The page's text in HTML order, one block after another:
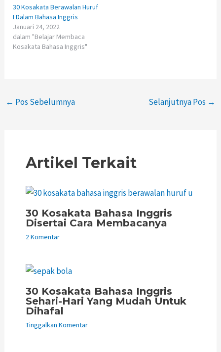
30 Kosakata Berawalan Huruf
I Dalam Bahasa Inggris
Januari 24, 2022
dalam "Belajar Membaca
Kosakata Bahasa Inggris"
← Pos Sebelumnya Selanjutnya Pos →
Artikel Terkait
30 Kosakata Bahasa Inggris
Disertai Cara Membacanya
2 Komentar
30 Kosakata Bahasa Inggris
Sehari-Hari Yang Mudah Untuk
Dihafal
Tinggalkan Komentar